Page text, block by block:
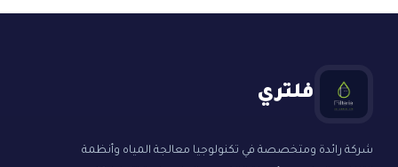
فلتري
شركة رائدة ومتخصصة في تكنولوجيا معالجة المياه وأنظمة